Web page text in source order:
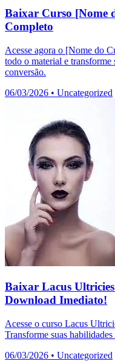
Baixar Curso [Nome
Completo
Acesse agora o [Nome do
todo o material e
conversão.
06/03/2026 • Uncategorized
Baixar Lacus
Download Imediato!
Acesse o curso Lacus
Transforme suas
06/03/2026 • Uncategorized